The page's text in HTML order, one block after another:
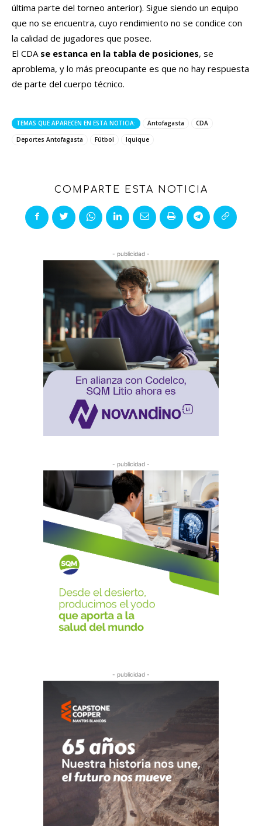
última parte del torneo anterior). Sigue siendo un equipo
que no se encuentra, cuyo rendimiento no se condice con
la calidad de jugadores que posee.
El CDA se estanca en la tabla de posiciones, se
aproblema, y lo más preocupante es que no hay respuesta
de parte del cuerpo técnico.
TEMAS QUE APARECEN EN ESTA NOTICIA: Antofagasta
CDA
Deportes Antofagasta
Fútbol Iquique
COMPARTE ESTA NOTICIA
- publicidad -
- publicidad -
- publicidad -